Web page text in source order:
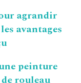
agrandir
avantages
peinture
rouleau